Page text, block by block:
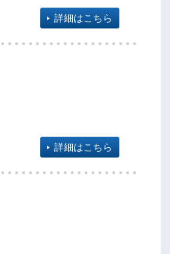
詳細はこちら
詳細はこちら